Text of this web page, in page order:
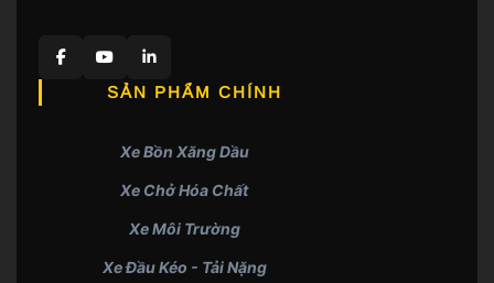
SẢN PHẨM CHÍNH
Xe Bồn Xăng Dầu
Xe Chở Hóa Chất
Xe Môi Trường
Xe Đầu Kéo - Tải Nặng